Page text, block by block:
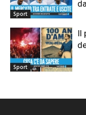
Sport
Sport
Il